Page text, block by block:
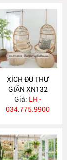
XÍCH ĐU THƯ
GIÃN XN132
Giá: LH -
034.775.9900